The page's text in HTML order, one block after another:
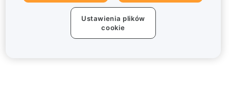
Ustawienia plików
cookie